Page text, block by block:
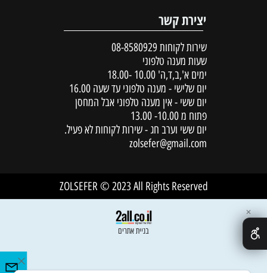
יצירת קשר
שירות לקוחות 08-8580929
שעות מענה טלפוני
ימים א',ב,ד,ה' 10.00 -18.00
יום שלישי - מענה טלפוני עד שעה 16.00
יום ששי - אין מענה טלפוני אבל המחסן
פתוח מ 10.00- 13.00
יום ששי וערב חג - שירות לקוחות לא פעיל.
zolsefer@gmail.com
ZOLSEFER © 2023 All Rights Reserved
בניית אתרים
✕